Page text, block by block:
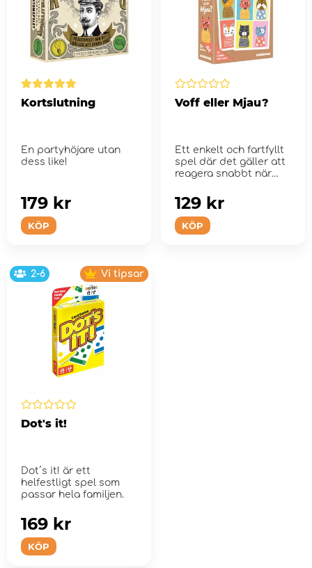
Kortslutning
En partyhöjare utan
dess like!
KÖP
179 kr
Voff eller Mjau?
Ett enkelt och fartfyllt
spel där det gäller att
reagera snabbt när
KÖP
129 kr
2-6 Vi tipsar
Dot's it!
Dot´s it! är ett
helfestligt spel som
passar hela familjen.
KÖP
169 kr